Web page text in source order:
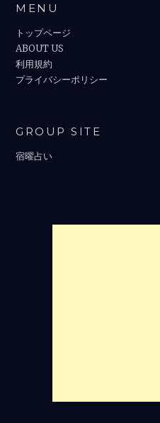
MENU
トップページ
ABOUT US
利用規約
プライバシーポリシー
GROUP SITE
宿曜占い